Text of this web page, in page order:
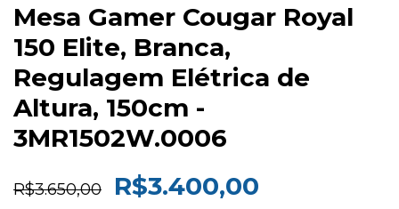
Mesa Gamer Cougar Royal
150 Elite, Branca,
Regulagem Elétrica de
Altura, 150cm -
3MR1502W.0006
R$3.650,00 R$3.400,00